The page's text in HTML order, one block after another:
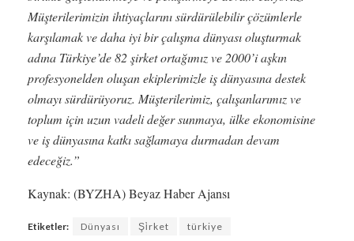
Müşterilerimizin ihtiyaçlarını sürdürülebilir çözümlerle
karşılamak ve daha iyi bir çalışma dünyası oluşturmak
adına Türkiye’de 82 şirket ortağımız ve 2000’i aşkın
profesyonelden oluşan ekiplerimizle iş dünyasına destek
olmayı sürdürüyoruz. Müşterilerimiz, çalışanlarımız ve
toplum için uzun vadeli değer sunmaya, ülke ekonomisine
ve iş dünyasına katkı sağlamaya durmadan devam
edeceğiz.”
Kaynak: (BYZHA) Beyaz Haber Ajansı
Etiketler: Dünyası Şi̇rket türkiye